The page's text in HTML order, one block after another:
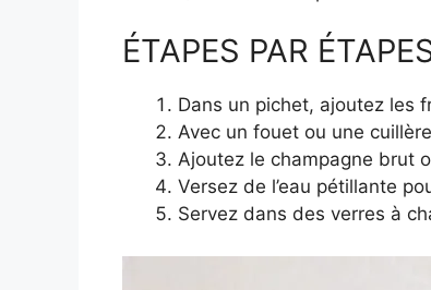
ÉTAPES PAR
Dans un pichet, ajoutez les
Avec un fouet ou une
Ajoutez le champagne brut
Versez de l’eau pétillante
Servez dans des verres à